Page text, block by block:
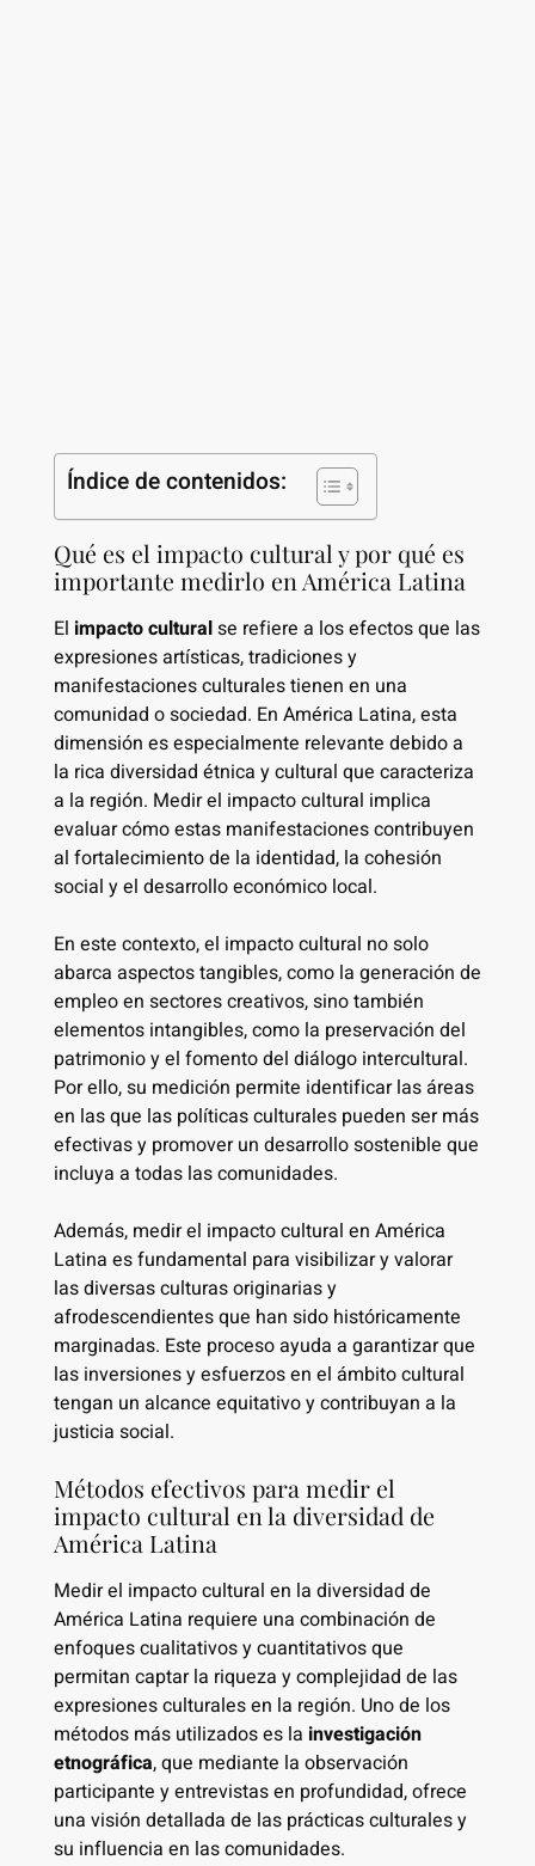
Índice de contenidos:
Qué es el impacto cultural y por qué es
importante medirlo en América Latina
El impacto culturalse refiere a los efectos que las
expresiones artísticas, tradiciones y
manifestaciones culturales tienen en una
comunidad o sociedad. En América Latina, esta
dimensión es especialmente relevante debido a
la rica diversidad étnica y cultural que caracteriza
a la región. Medir el impacto cultural implica
evaluar cómo estas manifestaciones contribuyen
al fortalecimiento de la identidad, la cohesión
social y el desarrollo económico local.
En este contexto, el impacto cultural no solo
abarca aspectos tangibles, como la generación de
empleo en sectores creativos, sino también
elementos intangibles, como la preservación del
patrimonio y el fomento del diálogo intercultural.
Por ello, su medición permite identificar las áreas
en las que las políticas culturales pueden ser más
efectivas y promover un desarrollo sostenible que
incluya a todas las comunidades.
Además, medir el impacto cultural en América
Latina es fundamental para visibilizar y valorar
las diversas culturas originarias y
afrodescendientes que han sido históricamente
marginadas. Este proceso ayuda a garantizar que
las inversiones y esfuerzos en el ámbito cultural
tengan un alcance equitativo y contribuyan a la
justicia social.
Métodos efectivos para medir el
impacto cultural en la diversidad de
América Latina
Medir el impacto cultural en la diversidad de
América Latina requiere una combinación de
enfoques cualitativos y cuantitativos que
permitan captar la riqueza y complejidad de las
expresiones culturales en la región. Uno de los
métodos más utilizados es la investigación
etnográfica, que mediante la observación
participante y entrevistas en profundidad, ofrece
una visión detallada de las prácticas culturales y
su influencia en las comunidades.